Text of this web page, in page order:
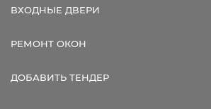
ВХОДНЫЕ ДВЕРИ
РЕМОНТ ОКОН
ДОБАВИТЬ ТЕНДЕР